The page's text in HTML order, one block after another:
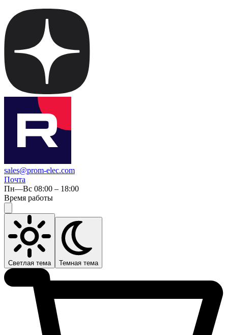
sales@prom-elec.com
Почта
Пн—Вс 08:00 – 18:00
Время работы
Светлая тема Темная тема